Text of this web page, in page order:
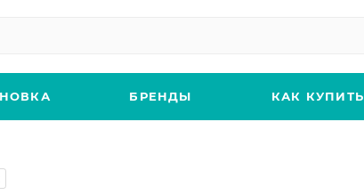
БРЕНДЫ КАК КУПИТЬ